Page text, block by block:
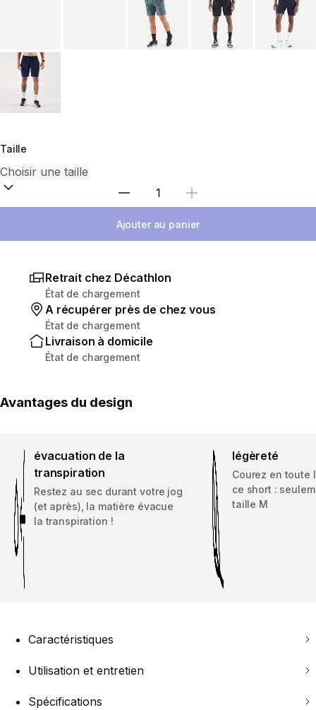
Taille
Choisir une quantité
Ajouter au panier
Retrait chez Décathlon
État de chargement
A récupérer près de chez vous
État de chargement
Livraison à domicile
État de chargement
Avantages du design
évacuation de la
transpiration
Restez au sec durant votre jog
(et après), la matière évacue
la transpiration !
légèreté
Courez en toute
ce short :
taille M
Caractéristiques
Utilisation et entretien
Spécifications